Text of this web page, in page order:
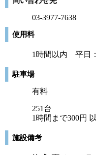
03-3977-7638
使用料
1時間以内 平日
駐車場
有料
251台
1時間まで300円
施設備考